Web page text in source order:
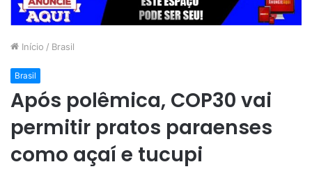
Início / Brasil
Brasil
Após polêmica, COP30 vai
permitir pratos paraenses
como açaí e tucupi